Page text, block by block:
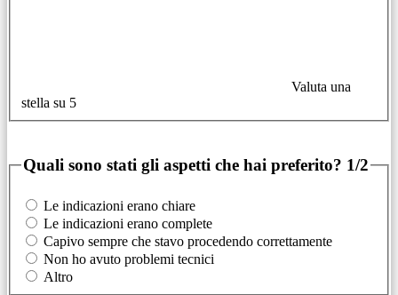
Valuta una
stella su 5
Quali sono stati gli aspetti che hai preferito? 1/2
Le indicazioni erano chiare
Le indicazioni erano complete
Capivo sempre che stavo procedendo correttamente
Non ho avuto problemi tecnici
Altro